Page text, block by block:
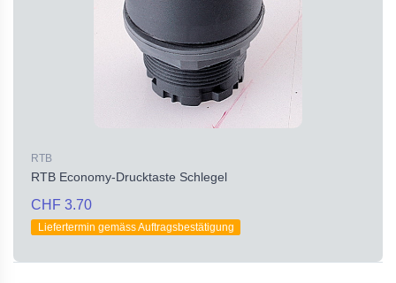
RTB
RTB Economy-Drucktaste Schlegel
CHF 3.70
Liefertermin gemäss Auftragsbestätigung